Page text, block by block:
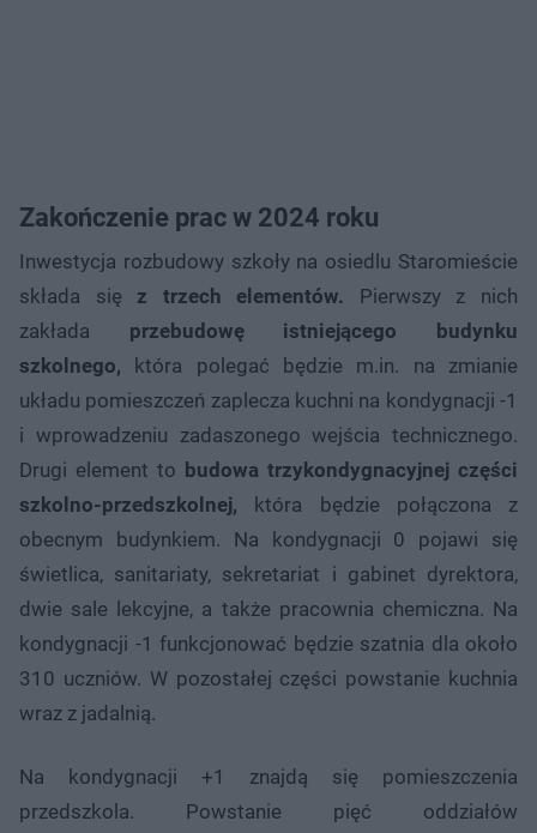
Zakończenie prac w 2024 roku
Inwestycja rozbudowy szkoły na osiedlu Staromieście
składa się z trzech elementów. Pierwszy z nich
zakłada przebudowę istniejącego budynku
szkolnego, która polegać będzie m.in. na zmianie
układu pomieszczeń zaplecza kuchni na kondygnacji -1
i wprowadzeniu zadaszonego wejścia technicznego.
Drugi element to budowa trzykondygnacyjnej części
szkolno-przedszkolnej, która będzie połączona z
obecnym budynkiem. Na kondygnacji 0 pojawi się
świetlica, sanitariaty, sekretariat i gabinet dyrektora,
dwie sale lekcyjne, a także pracownia chemiczna. Na
kondygnacji -1 funkcjonować będzie szatnia dla około
310 uczniów. W pozostałej części powstanie kuchnia
wraz z jadalnią.
Na kondygnacji +1 znajdą się pomieszczenia
przedszkola. Powstanie pięć oddziałów